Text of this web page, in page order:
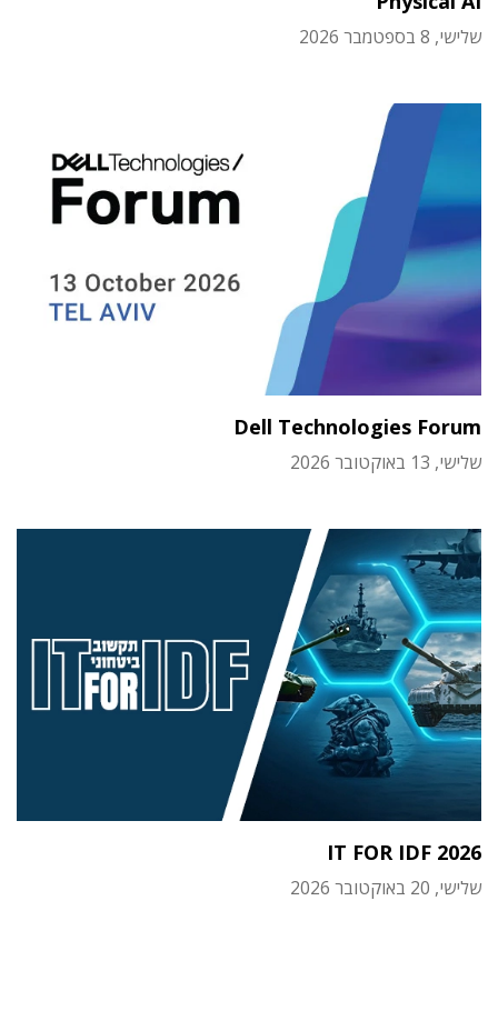
שלישי, 8 בספטמבר 2026
Dell Technologies Forum
שלישי, 13 באוקטובר 2026
IT FOR IDF 2026
שלישי, 20 באוקטובר 2026